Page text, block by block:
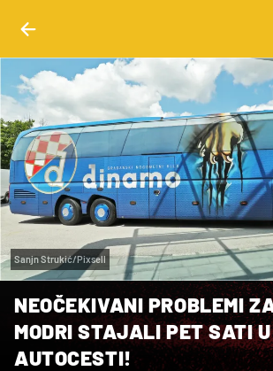
Sanjn Strukić/Pixsell
NEOČEKIVANI PROBLEMI
MODRI STAJALI PET SATI
AUTOCESTI!